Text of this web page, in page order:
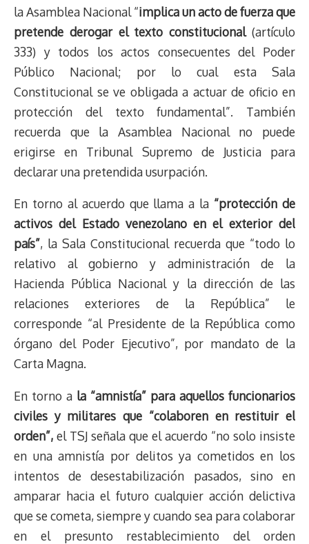
la Asamblea Nacional “implica un acto de fuerza que
pretende derogar el texto constitucional(artículo
333) y todos los actos consecuentes del Poder
Público Nacional; por lo cual esta Sala
Constitucional se ve obligada a actuar de oficio en
protección del texto fundamental”. También
recuerda que la Asamblea Nacional no puede
erigirse en Tribunal Supremo de Justicia para
declarar una pretendida usurpación.
En torno al acuerdo que llama a la “protección de
activos del Estado venezolano en el exterior del
país”, la Sala Constitucional recuerda que “todo lo
relativo al gobierno y administración de la
Hacienda Pública Nacional y la dirección de las
relaciones exteriores de la República” le
corresponde “al Presidente de la República como
órgano del Poder Ejecutivo”, por mandato de la
Carta Magna.
En torno a la “amnistía” para aquellos funcionarios
civiles y militares que “colaboren en restituir el
orden”, el TSJ señala que el acuerdo “no solo insiste
en una amnistía por delitos ya cometidos en los
intentos de desestabilización pasados, sino en
amparar hacia el futuro cualquier acción delictiva
que se cometa, siempre y cuando sea para colaborar
en el presunto restablecimiento del orden